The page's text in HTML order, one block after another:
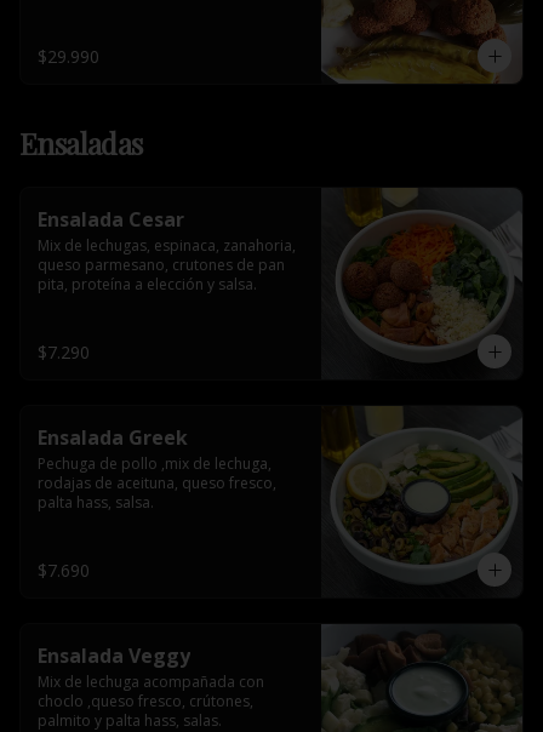
$29.990
Ensaladas
Ensalada Cesar
Mix de lechugas, espinaca, zanahoria,
queso parmesano, crutones de pan
pita, proteína a elección y salsa.
$7.290
Ensalada Greek
Pechuga de pollo ,mix de lechuga,
rodajas de aceituna, queso fresco,
palta hass, salsa.
$7.690
Ensalada Veggy
Mix de lechuga acompañada con
choclo ,queso fresco, crútones,
palmito y palta hass, salas.